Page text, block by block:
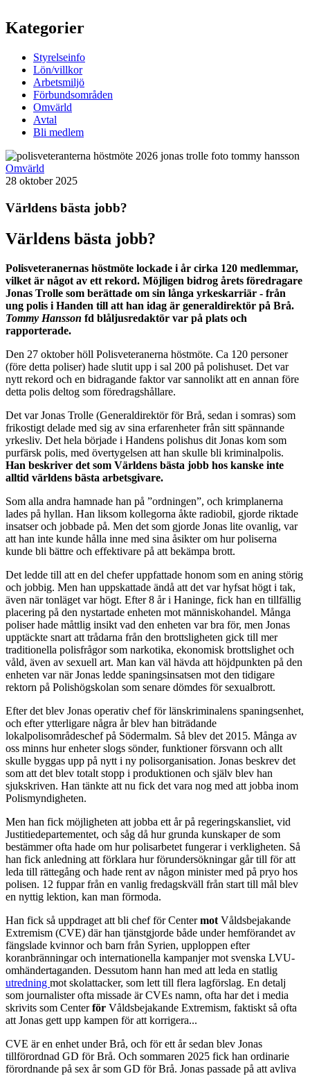
Kategorier
Styrelseinfo
Lön/villkor
Arbetsmiljö
Förbundsområden
Omvärld
Avtal
Bli medlem
Omvärld
28 oktober 2025
Världens bästa jobb?
Världens bästa jobb?
Polisveteranernas höstmöte lockade i år cirka 120 medlemmar,
vilket är något av ett rekord. Möjligen bidrog årets föredragare
Jonas Trolle som berättade om sin långa yrkeskarriär - från
ung polis i Handen till att han idag är generaldirektör på Brå.
Tommy Hansson fd blåljusredaktör var på plats och
rapporterade.
Den 27 oktober höll Polisveteranerna höstmöte. Ca 120 personer
(före detta poliser) hade slutit upp i sal 200 på polishuset. Det var
nytt rekord och en bidragande faktor var sannolikt att en annan före
detta polis deltog som föredragshållare.
Det var Jonas Trolle (Generaldirektör för Brå, sedan i somras) som
frikostigt delade med sig av sina erfarenheter från sitt spännande
yrkesliv. Det hela började i Handens polishus dit Jonas kom som
purfärsk polis, med övertygelsen att han skulle bli kriminalpolis.
Han beskriver det som Världens bästa jobb hos kanske inte
alltid världens bästa arbetsgivare.
Som alla andra hamnade han på ”ordningen”, och krimplanerna
lades på hyllan. Han liksom kollegorna åkte radiobil, gjorde riktade
insatser och jobbade på. Men det som gjorde Jonas lite ovanlig, var
att han inte kunde hålla inne med sina åsikter om hur poliserna
kunde bli bättre och effektivare på att bekämpa brott.
Det ledde till att en del chefer uppfattade honom som en aning störig
och jobbig. Men han uppskattade ändå att det var hyfsat högt i tak,
även när tonläget var högt. Efter 8 år i Haninge, fick han en tillfällig
placering på den nystartade enheten mot människohandel. Många
poliser hade måttlig insikt vad den enheten var bra för, men Jonas
upptäckte snart att trådarna från den brottsligheten gick till mer
traditionella polisfrågor som narkotika, ekonomisk brottslighet och
våld, även av sexuell art. Man kan väl hävda att höjdpunkten på den
enheten var när Jonas ledde spaningsinsatsen mot den tidigare
rektorn på Polishögskolan som senare dömdes för sexualbrott.
Efter det blev Jonas operativ chef för länskriminalens spaningsenhet,
och efter ytterligare några år blev han biträdande
lokalpolisområdeschef på Södermalm. Så blev det 2015. Många av
oss minns hur enheter slogs sönder, funktioner försvann och allt
skulle byggas upp på nytt i ny polisorganisation. Jonas beskrev det
som att det blev totalt stopp i produktionen och själv blev han
sjukskriven. Han tänkte att nu fick det vara nog med att jobba inom
Polismyndigheten.
Men han fick möjligheten att jobba ett år på regeringskansliet, vid
Justitiedepartementet, och såg då hur grunda kunskaper de som
bestämmer ofta hade om hur polisarbetet fungerar i verkligheten. Så
han fick anledning att förklara hur förundersökningar går till för att
leda till rättegång och hade rent av någon minister med på pryo hos
polisen. 12 fuppar från en vanlig fredagskväll från start till mål blev
en nyttig lektion, kan man förmoda.
Han fick så uppdraget att bli chef för Centermot Våldsbejakande
Extremism (CVE) där han tjänstgjorde både under hemförandet av
fängslade kvinnor och barn från Syrien, upploppen efter
koranbränningar och internationella kampanjer mot svenska LVU-
omhändertaganden. Dessutom hann han med att leda en statlig
utredning mot skolattacker, som lett till flera lagförslag. En detalj
som journalister ofta missade är CVEs namn, ofta har det i media
skrivits som Centerför Våldsbejakande Extremism, faktiskt så ofta
att Jonas gett upp kampen för att korrigera...
CVE är en enhet under Brå, och för ett år sedan blev Jonas
tillförordnad GD för Brå. Och sommaren 2025 fick han ordinarie
förordnande på sex år som GD för Brå. Jonas passade på att avliva